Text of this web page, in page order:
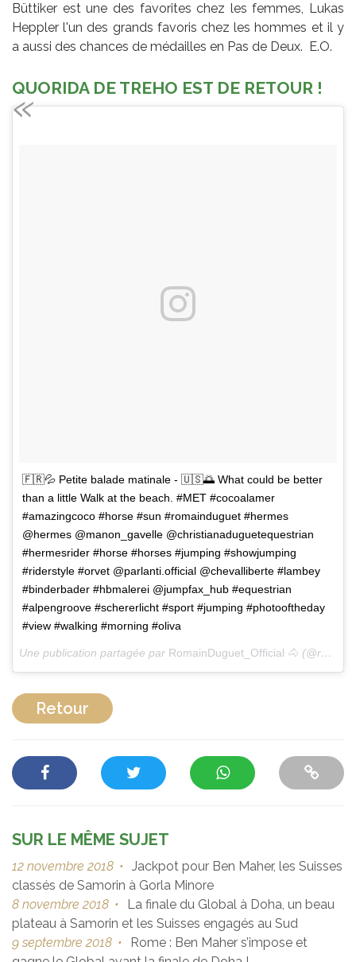
Büttiker est une des favorites chez les femmes, Lukas
Heppler l'un des grands favoris chez les hommes et il y
a aussi des chances de médailles en Pas de Deux. E.O.
QUORIDA DE TREHO EST DE RETOUR !
🇫🇷💦 Petite balade matinale - 🇺🇸🌅 What could be better
than a little Walk at the beach. #MET #cocoalamer
#amazingcoco #horse #sun #romainduguet #hermes
@hermes @manon_gavelle @christianaduguetequestrian
#hermesrider #horse #horses #jumping #showjumping
#riderstyle #orvet @parlanti.official @chevalliberte #lambey
#binderbader #hbmalerei @jumpfax_hub #equestrian
#alpengroove #schererlicht #sport #jumping #photooftheday
#view #walking #morning #oliva
Une publication partagée par RomainDuguet_Official 🐴 (@romainduguet_official) le
Retour
SUR LE MÊME SUJET
12 novembre 2018 • Jackpot pour Ben Maher, les Suisses
classés de Samorin à Gorla Minore
8 novembre 2018 •
La finale du Global à Doha, un beau
plateau à Samorin et les Suisses engagés au Sud
9 septembre 2018 •
Rome : Ben Maher s’impose et